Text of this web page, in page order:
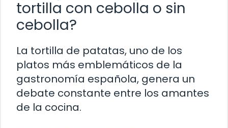
tortilla con cebolla o sin
cebolla?
La tortilla de patatas, uno de los
platos más emblemáticos de la
gastronomía española, genera un
debate constante entre los amantes
de la cocina.